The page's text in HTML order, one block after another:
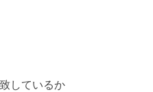
しているか